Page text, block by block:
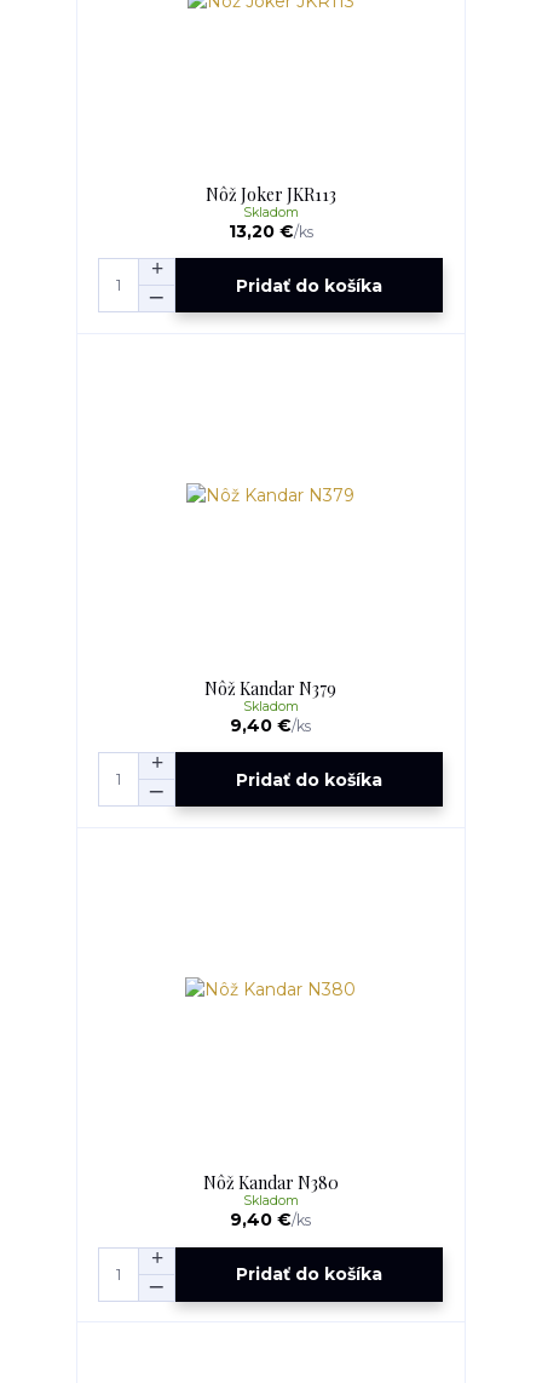
Nôž Joker JKR113
13,20 €/ks
Skladom
Pridať do košíka
Nôž Kandar N379
9,40 €/ks
Skladom
Pridať do košíka
Nôž Kandar N380
9,40 €/ks
Skladom
Pridať do košíka